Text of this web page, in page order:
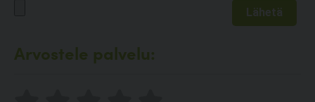
Arvostele palvelu: